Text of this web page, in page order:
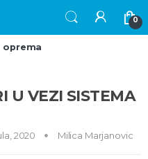
0
oprema
U VEZI SISTEMA
2020 Milica Marjanovic